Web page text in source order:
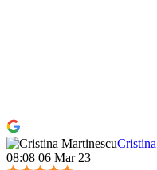
08:08 06 Mar 23